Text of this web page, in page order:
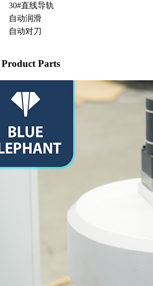
30#直线导轨
自动润滑
自动对刀
Product Parts